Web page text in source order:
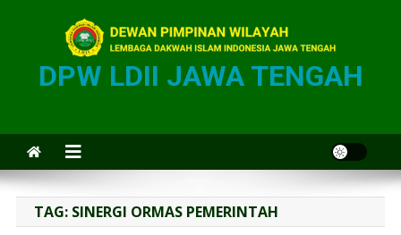
DPW LDII JAWA TENGAH
TAG: SINERGI ORMAS PEMERINTAH